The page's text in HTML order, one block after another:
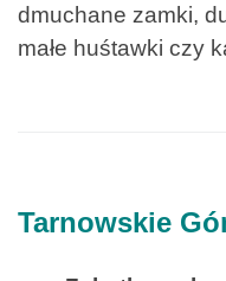
dmuchane zamki,
małe huśtawki czy
Tarnowskie